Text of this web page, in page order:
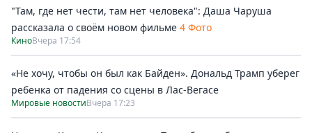
"Там, где нет чести, там нет человека": Даша Чаруша
рассказала о своём новом фильме 4 Фото
КиноВчера 17:54
«Не хочу, чтобы он был как Байден». Дональд Трамп уберег
ребенка от падения со сцены в Лас-Вегасе
Мировые новостиВчера 17:23